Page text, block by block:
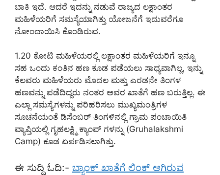
ಬಾಕಿ ಇದೆ. ಆದರೆ ಇದನ್ನು ನಡುವೆ ರಾಜ್ಯದ ಲಕ್ಷಾಂತರ
ಮಹಿಳೆಯರಿಗೆ ಸಮಸ್ಯೆಯಾಗಿತ್ತು ಯೋಜನೆಗೆ ಇದುವರೆಗೂ
ನೋಂದಾಯಿಸಿ ಕೊಂಡಿರುವ.
1.20 ಕೋಟಿ ಮಹಿಳೆಯರಲ್ಲಿ ಲಕ್ಷಾಂತರ ಮಹಿಳೆಯರಿಗೆ ಇನ್ನೂ
ಸಹ ಒಂದು ಕಂತಿನ ಹಣ ಕೂಡ ಪಡೆಯಲು ಸಾಧ್ಯವಾಗಿಲ್ಲ, ಇನ್ನು
ಕೆಲವರು ಮಹಿಳೆಯರು ಮೊದಲ ಮತ್ತು ಎರಡನೇ ತಿಂಗಳ
ಹಣವನ್ನು ಪಡೆದಿದ್ದರು ನಂತರ ಅವರ ಖಾತೆಗೆ ಹಣ ಬರುತ್ತಿಲ್ಲ. ಈ
ಎಲ್ಲಾ ಸಮಸ್ಯೆಗಳನ್ನು ಪರಿಹರಿಸಲು ಮುಖ್ಯಮಂತ್ರಿಗಳ
ಸೂಚನೆಯಂತೆ ಡಿಸೆಂಬರ್ ತಿಂಗಳಿನಲ್ಲಿ ಗ್ರಾಮ ಪಂಚಾಯಿತಿ
ವ್ಯಾಪ್ತಿಯಲ್ಲಿ ಗೃಹಲಕ್ಷ್ಮಿ ಕ್ಯಾಂಪ್ ಗಳನ್ನು (Gruhalakshmi
Camp) ಕೂಡ ಏರ್ಪಡಿಸಲಾಗಿತ್ತು.
ಈ ಸುದ್ದಿ ಓದಿ:- ಬ್ಯಾಂಕ್ ಖಾತೆಗೆ ಲಿಂಕ್ ಆಗಿರುವ